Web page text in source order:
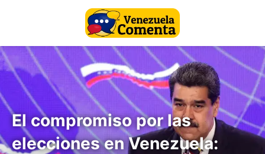
El compromiso por las
elecciones en Venezuela: